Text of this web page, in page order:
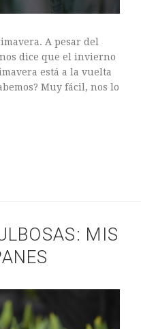
A pesar del
dice que el invierno
está a la vuelta
Muy fácil, nos lo
MIS